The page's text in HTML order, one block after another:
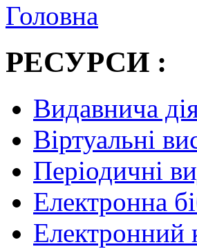
Головна
РЕСУРСИ :
Видавнича
Віртуальні
Періодичні
Електронна
Електронний